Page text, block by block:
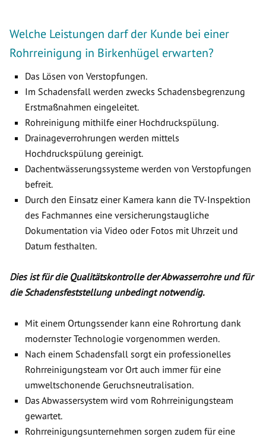
Welche Leistungen darf der Kunde bei einer
Rohrreinigung in Birkenhügel erwarten?
Das Lösen von Verstopfungen.
Im Schadensfall werden zwecks Schadensbegrenzung
Erstmaßnahmen eingeleitet.
Rohreinigung mithilfe einer Hochdruckspülung.
Drainageverrohrungen werden mittels
Hochdruckspülung gereinigt.
Dachentwässerungssysteme werden von Verstopfungen
befreit.
Durch den Einsatz einer Kamera kann die TV-Inspektion
des Fachmannes eine versicherungstaugliche
Dokumentation via Video oder Fotos mit Uhrzeit und
Datum festhalten.
Dies ist für die Qualitätskontrolle der Abwasserrohre und für
die Schadensfeststellung unbedingt notwendig.
Mit einem Ortungssender kann eine Rohrortung dank
modernster Technologie vorgenommen werden.
Nach einem Schadensfall sorgt ein professionelles
Rohrreinigungsteam vor Ort auch immer für eine
umweltschonende Geruchsneutralisation.
Das Abwassersystem wird vom Rohrreinigungsteam
gewartet.
Rohrreinigungsunternehmen sorgen zudem für eine